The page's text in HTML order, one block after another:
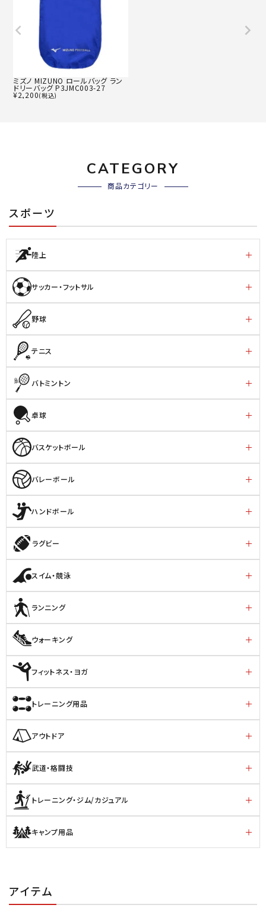
ミズノ MIZUNO ロールバッグ ラン
ドリーバッグ P3JMC003-27
¥2,200(税込)
CATEGORY
商品カテゴリー
スポーツ
陸上
サッカー・フットサル
野球
テニス
バトミントン
卓球
バスケットボール
バレーボール
ハンドボール
ラグビー
スイム・競泳
ランニング
ウォーキング
フィットネス・ヨガ
トレーニング用品
アウトドア
武道・格闘技
トレーニング・ジム/カジュアル
キャンプ用品
アイテム